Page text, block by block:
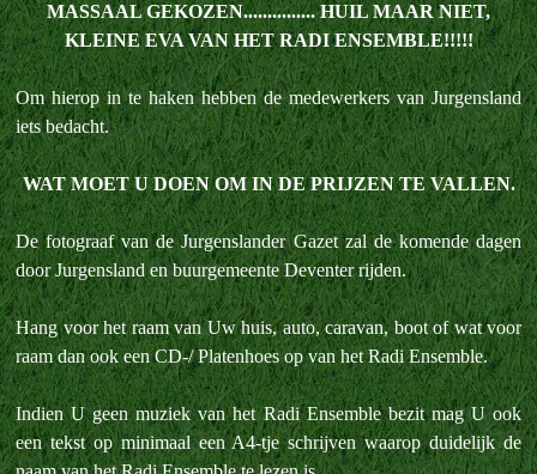
MASSAAL GEKOZEN............... HUIL MAAR NIET,
KLEINE EVA VAN HET RADI ENSEMBLE!!!!!
Om hierop in te haken hebben de medewerkers van Jurgensland
iets bedacht.
WAT MOET U DOEN OM IN DE PRIJZEN TE VALLEN.
De fotograaf van de Jurgenslander Gazet zal de komende dagen
door Jurgensland en buurgemeente Deventer rijden.
Hang voor het raam van Uw huis, auto, caravan, boot of wat voor
raam dan ook een CD-/ Platenhoes op van het Radi Ensemble.
Indien U geen muziek van het Radi Ensemble bezit mag U ook
een tekst op minimaal een A4-tje schrijven waarop duidelijk de